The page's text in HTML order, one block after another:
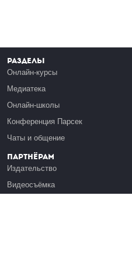
Разделы
Онлайн-курсы
Медиатека
Онлайн-школы
Конференция Парсек
Чаты и общение
Партнёрам
Издательство
Видеосъёмка